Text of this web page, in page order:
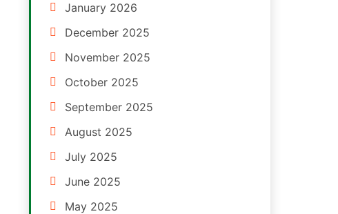
January 2026
December 2025
November 2025
October 2025
September 2025
August 2025
July 2025
June 2025
May 2025